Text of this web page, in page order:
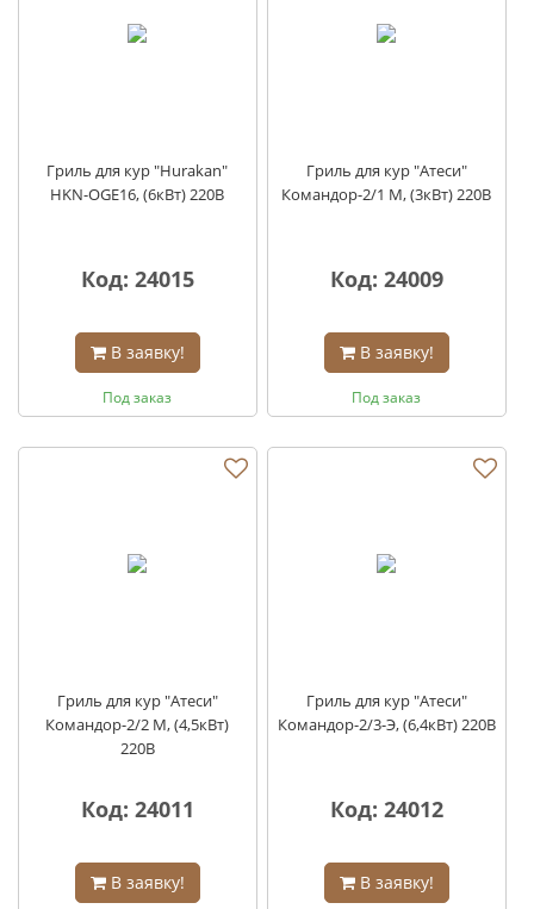
Гриль для кур "Hurakan"
HKN-OGE16, (6кВт) 220В
Код: 24015
В заявку!
Под заказ
Гриль для кур "Атеси"
Командор-2/1 М, (3кВт) 220В
Код: 24009
В заявку!
Под заказ
Гриль для кур "Атеси"
Командор-2/2 М, (4,5кВт)
220В
Код: 24011
В заявку!
Гриль для кур "Атеси"
Командор-2/3-Э, (6,4кВт) 220В
Код: 24012
В заявку!